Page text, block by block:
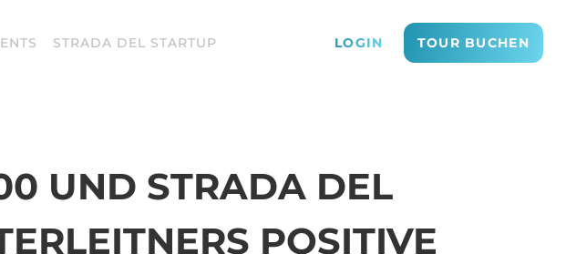
STRADA DEL STARTUP LOGIN TOUR BUCHEN
UND STRADA DEL
POSITIVE